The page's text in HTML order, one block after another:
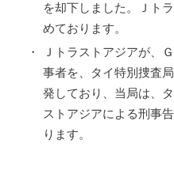
を却下しました。Ｊト
めております。
・
Ｊトラストアジアが、
事者を、タイ特別捜査
発しており、当局は、
ストアジアによる刑事
ります。